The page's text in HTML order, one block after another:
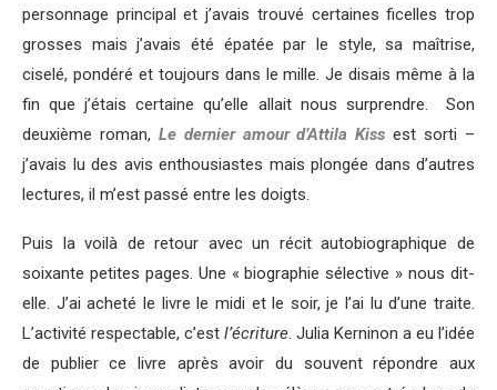
personnage principal et j’avais trouvé certaines ficelles trop
grosses mais j’avais été épatée par le style, sa maîtrise,
ciselé, pondéré et toujours dans le mille. Je disais même à la
fin que j’étais certaine qu’elle allait nous surprendre. Son
deuxième roman, Le dernier amour d’Attila Kiss est sorti –
j’avais lu des avis enthousiastes mais plongée dans d’autres
lectures, il m’est passé entre les doigts.
Puis la voilà de retour avec un récit autobiographique de
soixante petites pages. Une « biographie sélective » nous dit-
elle. J’ai acheté le livre le midi et le soir, je l’ai lu d’une traite.
L’activité respectable, c’est l’écriture. Julia Kerninon a eu l’idée
de publier ce livre après avoir du souvent répondre aux